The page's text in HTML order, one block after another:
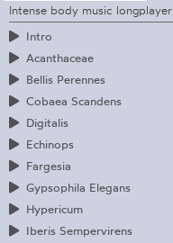
Intense body music longplayer
Intro
Acanthaceae
Bellis Perennes
Cobaea Scandens
Digitalis
Echinops
Fargesia
Gypsophila Elegans
Hypericum
Iberis Sempervirens